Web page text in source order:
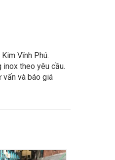
Vĩnh Phú.
inox theo yêu cầu.
vấn và báo giá